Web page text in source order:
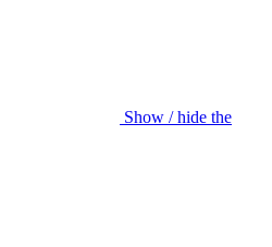
Show / hide the